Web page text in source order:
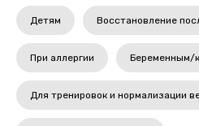
Детям Восстановление
При аллергии Беременным/
Для тренировок и нормализации